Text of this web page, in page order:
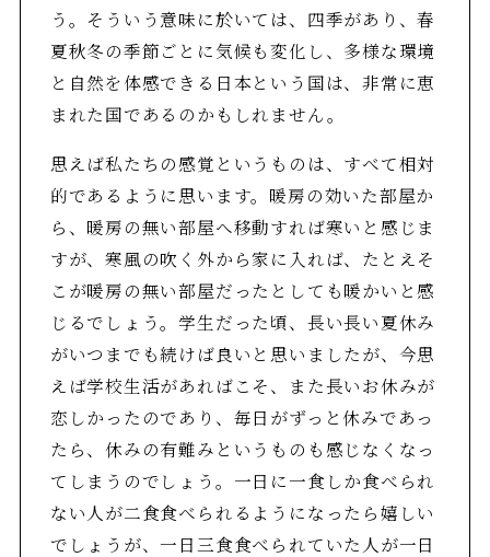
う。そういう意味に於いては、四季があり、春
夏秋冬の季節ごとに気候も変化し、多様な環境
と自然を体感できる日本という国は、非常に恵
まれた国であるのかもしれません。
思えば私たちの感覚というものは、すべて相対
的であるように思います。暖房の効いた部屋か
ら、暖房の無い部屋へ移動すれば寒いと感じま
すが、寒風の吹く外から家に入れば、たとえそ
こが暖房の無い部屋だったとしても暖かいと感
じるでしょう。学生だった頃、長い長い夏休み
がいつまでも続けば良いと思いましたが、今思
えば学校生活があればこそ、また長いお休みが
恋しかったのであり、毎日がずっと休みであっ
たら、休みの有難みというものも感じなくなっ
てしまうのでしょう。一日に一食しか食べられ
ない人が二食食べられるようになったら嬉しい
でしょうが、一日三食食べられていた人が一日